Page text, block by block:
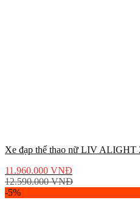
Xe đạp thể thao nữ LIV ALIGHT
11.960.000 VNĐ
12.590.000VNĐ
-5%